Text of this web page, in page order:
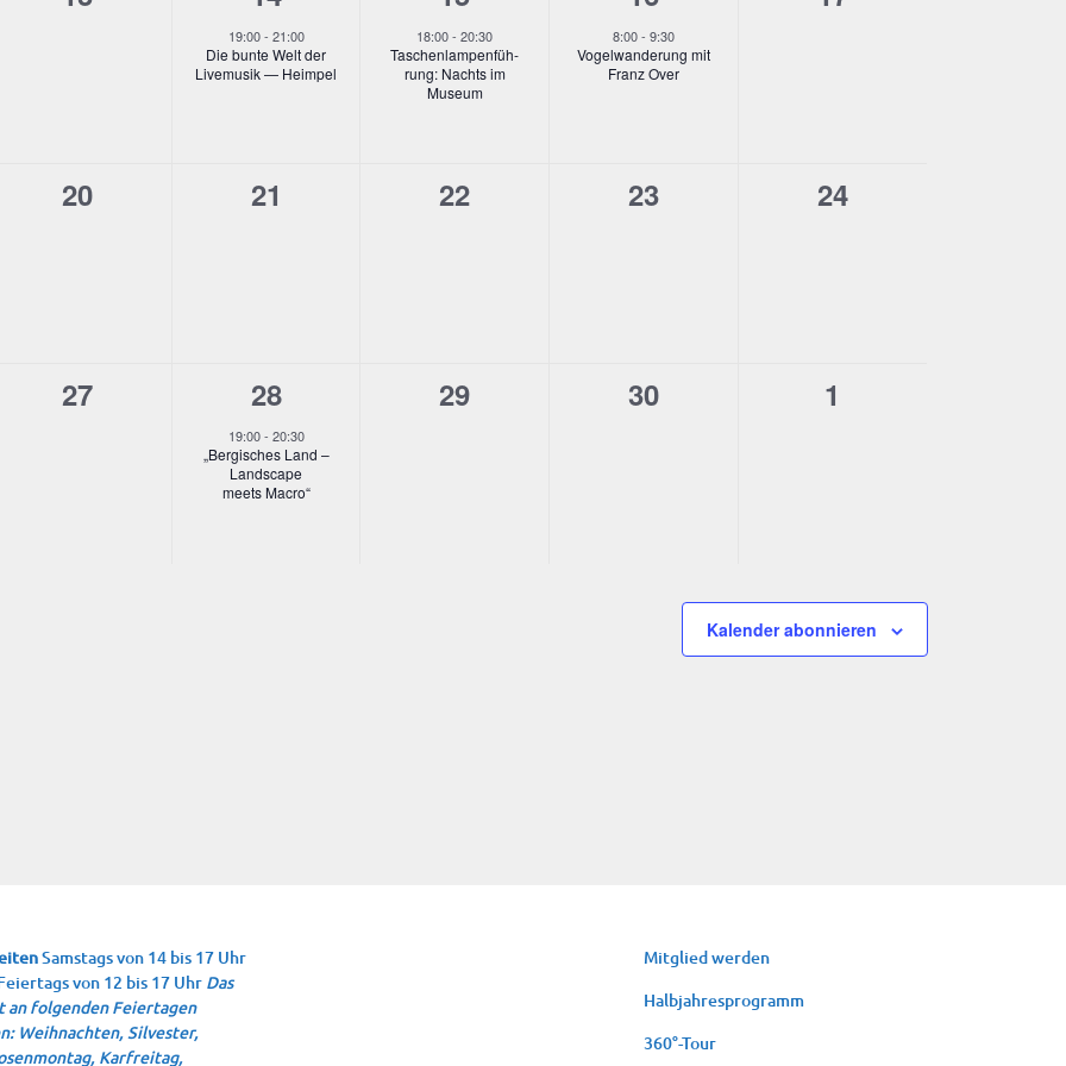
Veranstaltungen,Veranstaltung,
19:00- 21:00
Die bun­te Welt der
Live­mu­sik — Heimpel
Veranstaltung,
18:00-20:30
Taschen­lam­pen­füh­
rung: Nachts im
Museum
Veranstaltung,
8:00- 9:30
Vogel­wan­de­rung mit
Franz Over
0
20
0
21
0
22
0
23
0
24
0
Veranstaltungen,
27
1
Veranstaltung,
28
19:00- 20:30
„Ber­gi­sches Land –
Land­scape
meets Macro“
0
29
0
30
0
1
Kalender abonnieren
Samstags von 14 bis 17 Uhr
von 12 bis 17 Uhr Das
an folgenden Feiertagen
Weihnachten, Silvester,
Karfreitag,
Mit­glied werden
Halb­jah­res­pro­gramm
360°-Tour